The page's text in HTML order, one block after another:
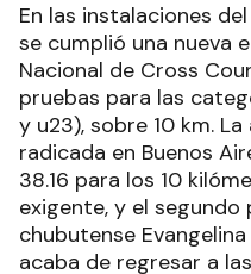
En las instalaciones
se cumplió una nueva
Nacional de Cross
pruebas para las
y u23), sobre 10 km.
radicada en Buenos
38.16 para los 10
exigente, y el
chubutense
acaba de regresar a